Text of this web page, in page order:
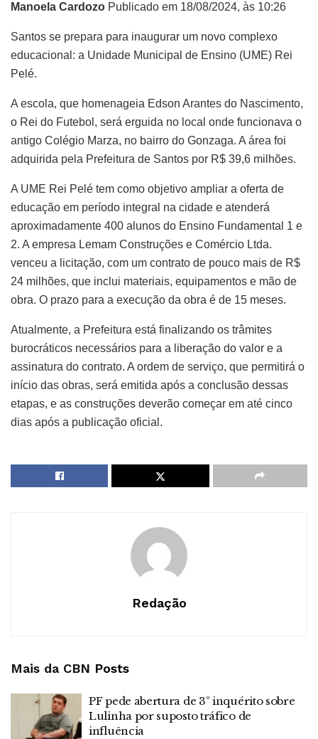
Manoela Cardozo Publicado em 18/08/2024, às 10:26
Santos se prepara para inaugurar um novo complexo
educacional: a Unidade Municipal de Ensino (UME) Rei
Pelé.
A escola, que homenageia Edson Arantes do Nascimento,
o Rei do Futebol, será erguida no local onde funcionava o
antigo Colégio Marza, no bairro do Gonzaga. A área foi
adquirida pela Prefeitura de Santos por R$ 39,6 milhões.
A UME Rei Pelé tem como objetivo ampliar a oferta de
educação em período integral na cidade e atenderá
aproximadamente 400 alunos do Ensino Fundamental 1 e
2. A empresa Lemam Construções e Comércio Ltda.
venceu a licitação, com um contrato de pouco mais de R$
24 milhões, que inclui materiais, equipamentos e mão de
obra. O prazo para a execução da obra é de 15 meses.
Atualmente, a Prefeitura está finalizando os trâmites
burocráticos necessários para a liberação do valor e a
assinatura do contrato. A ordem de serviço, que permitirá o
início das obras, será emitida após a conclusão dessas
etapas, e as construções deverão começar em até cinco
dias após a publicação oficial.
Redação
Mais da CBN Posts
PF pede abertura de 3º inquérito sobre
Lulinha por suposto tráfico de
influência